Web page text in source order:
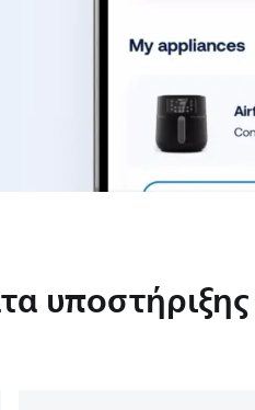
υποστήριξης